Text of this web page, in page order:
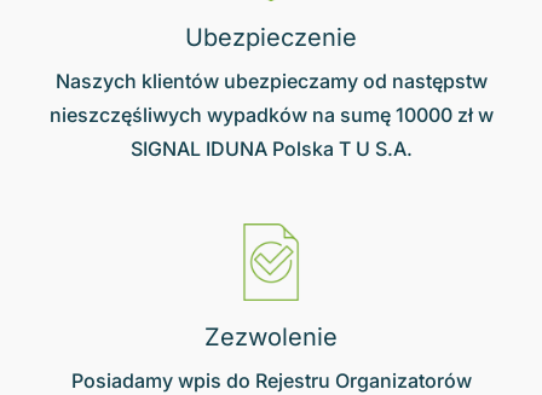
Ubezpieczenie
Naszych klientów ubezpieczamy od następstw
nieszczęśliwych wypadków na sumę 10000 zł w
SIGNAL IDUNA Polska T U S.A.
Zezwolenie
Posiadamy wpis do Rejestru Organizatorów